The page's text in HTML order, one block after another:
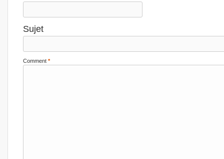
Sujet
Comment *